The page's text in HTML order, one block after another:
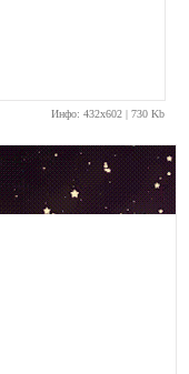
Инфо: 432х602 | 730 Kb